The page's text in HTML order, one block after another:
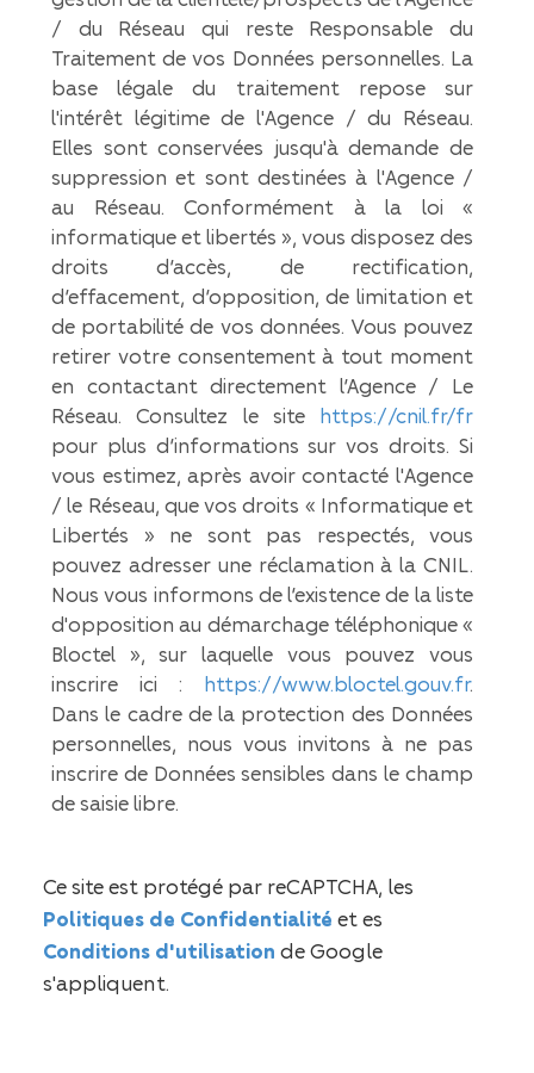
/ du Réseau qui reste Responsable du
Traitement de vos Données personnelles. La
base légale du traitement repose sur
l'intérêt légitime de l'Agence / du Réseau.
Elles sont conservées jusqu'à demande de
suppression et sont destinées à l'Agence /
au Réseau. Conformément à la loi «
informatique et libertés », vous disposez des
droits d’accès, de rectification,
d’effacement, d’opposition, de limitation et
de portabilité de vos données. Vous pouvez
retirer votre consentement à tout moment
en contactant directement l’Agence / Le
Réseau. Consultez le site https://cnil.fr/fr
pour plus d’informations sur vos droits. Si
vous estimez, après avoir contacté l'Agence
/ le Réseau, que vos droits « Informatique et
Libertés » ne sont pas respectés, vous
pouvez adresser une réclamation à la CNIL.
Nous vous informons de l’existence de la liste
d'opposition au démarchage téléphonique «
Bloctel », sur laquelle vous pouvez vous
inscrire ici : https://www.bloctel.gouv.fr.
Dans le cadre de la protection des Données
personnelles, nous vous invitons à ne pas
inscrire de Données sensibles dans le champ
de saisie libre.
Ce site est protégé par reCAPTCHA, les
Politiques de Confidentialité et es
Conditions d'utilisation de Google
s'appliquent.